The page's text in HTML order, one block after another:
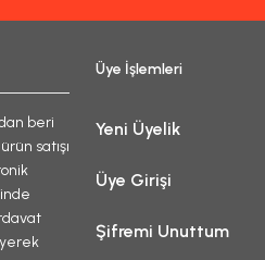
beri
satışı
Üye İşlemleri
Yeni Üyelik
Üye Girişi
Şifremi Unuttum